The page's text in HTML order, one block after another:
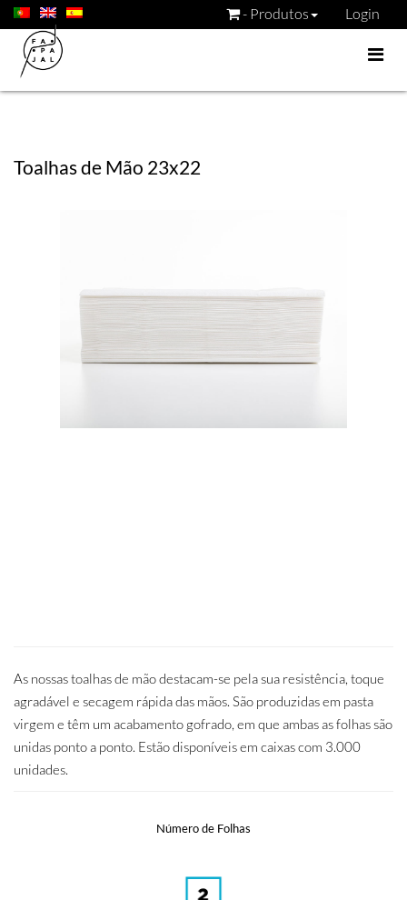
Login
- Produtos
Toalhas de Mão 23x22
As nossas toalhas de mão destacam-se pela sua resistência, toque
agradável e secagem rápida das mãos. São produzidas em pasta
virgem e têm um acabamento gofrado, em que ambas as folhas são
unidas ponto a ponto. Estão disponíveis em caixas com 3.000
unidades.
Número de Folhas